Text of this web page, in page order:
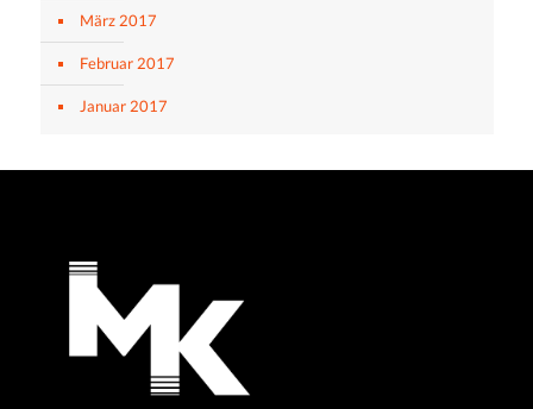
März 2017
Februar 2017
Januar 2017